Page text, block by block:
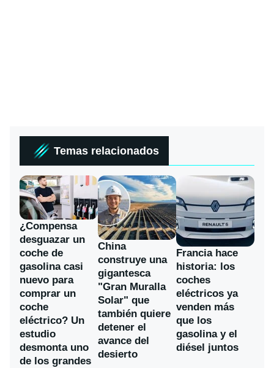
Temas relacionados
¿Compensa
desguazar un
coche de
gasolina casi
nuevo para
comprar un
coche
eléctrico? Un
estudio
desmonta uno
de los grandes
China
construye una
gigantesca
"Gran Muralla
Solar" que
también quiere
detener el
avance del
desierto
Francia hace
historia: los
coches
eléctricos ya
venden más
que los
gasolina y el
diésel juntos